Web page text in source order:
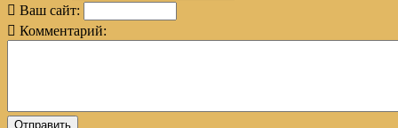
Ваш сайт:
Комментарий: